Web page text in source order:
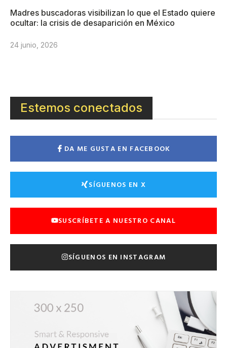
Madres buscadoras visibilizan lo que el Estado quiere
ocultar: la crisis de desaparición en México
24 junio, 2026
Estemos conectados
DA ME GUSTA EN FACEBOOK
SÍGUENOS EN X
SUSCRÍBETE A NUESTRO CANAL
SÍGUENOS EN INSTAGRAM